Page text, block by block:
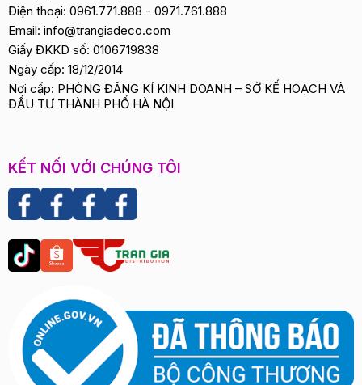
Điện thoại: 0961.771.888 - 0971.761.888
Email: info@trangiadeco.com
Giấy ĐKKD số: 0106719838
Ngày cấp: 18/12/2014
Nơi cấp: PHÒNG ĐĂNG KÍ KINH DOANH – SỞ KẾ HOẠCH VÀ
ĐẦU TƯ THÀNH PHỐ HÀ NỘI
KẾT NỐI VỚI CHÚNG TÔI